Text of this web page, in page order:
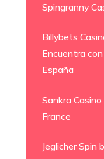
Spingranny
Billybets
Encuentra
España
Sankra Casino
France
Jeglicher Spin